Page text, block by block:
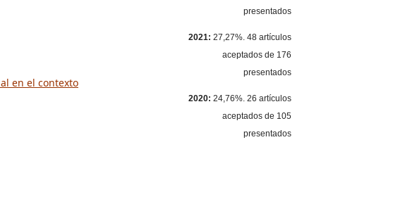
en el contexto
presentados
2021: 27,27%. 48 artículos
aceptados de 176
presentados
2020: 24,76%. 26 artículos
aceptados de 105
presentados